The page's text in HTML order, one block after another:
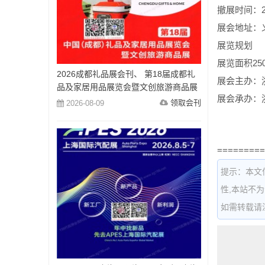
撤展时间：
展会地址：
展览规划
展览面积
展会主办：
展会承办：
提示：本文
性,本站不
如需转载请
2026成都礼品展会刊、 第18届成都礼
品及家居用品展览会暨文创旅游商品展
会刊参展商名录
2026-08-09 领取会刊